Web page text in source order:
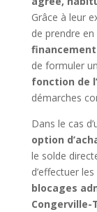
Grâce à leur
de prendre
de formuler
fonction de
démarches
Dans le cas
option
le solde
d’effectuer
blocages
Congerville-